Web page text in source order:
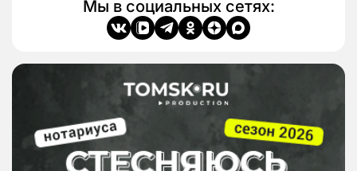
Мы в социальных сетях: